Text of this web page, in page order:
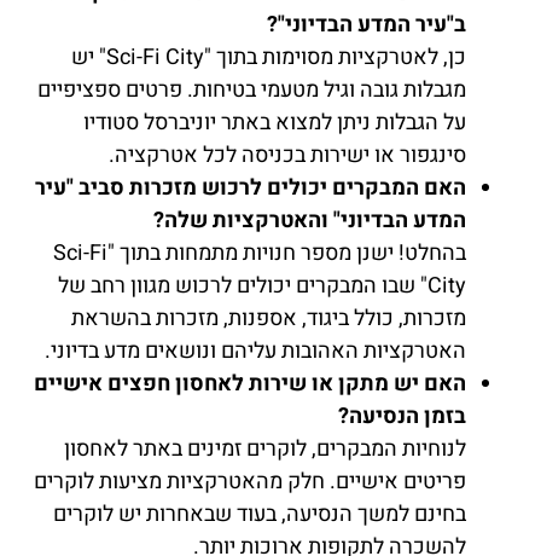
ב"עיר המדע הבדיוני"?
כן, לאטרקציות מסוימות בתוך "Sci-Fi City" יש
מגבלות גובה וגיל מטעמי בטיחות. פרטים ספציפיים
על הגבלות ניתן למצוא באתר יוניברסל סטודיו
סינגפור או ישירות בכניסה לכל אטרקציה.
האם המבקרים יכולים לרכוש מזכרות סביב "עיר
המדע הבדיוני" והאטרקציות שלה?
בהחלט! ישנן מספר חנויות מתמחות בתוך "Sci-Fi
City" שבו המבקרים יכולים לרכוש מגוון רחב של
מזכרות, כולל ביגוד, אספנות, מזכרות בהשראת
האטרקציות האהובות עליהם ונושאים מדע בדיוני.
האם יש מתקן או שירות לאחסון חפצים אישיים
בזמן הנסיעה?
לנוחיות המבקרים, לוקרים זמינים באתר לאחסון
פריטים אישיים. חלק מהאטרקציות מציעות לוקרים
בחינם למשך הנסיעה, בעוד שבאחרות יש לוקרים
להשכרה לתקופות ארוכות יותר.